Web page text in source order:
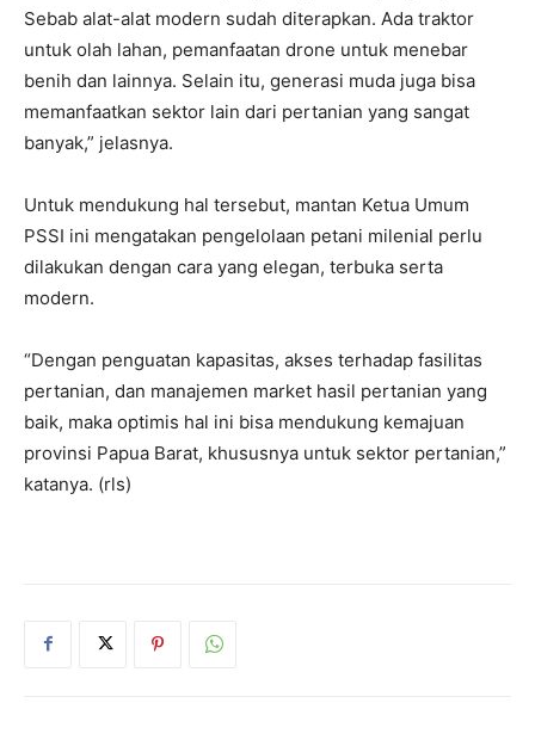
Sebab alat-alat modern sudah diterapkan. Ada traktor
untuk olah lahan, pemanfaatan drone untuk menebar
benih dan lainnya. Selain itu, generasi muda juga bisa
memanfaatkan sektor lain dari pertanian yang sangat
banyak,” jelasnya.
Untuk mendukung hal tersebut, mantan Ketua Umum
PSSI ini mengatakan pengelolaan petani milenial perlu
dilakukan dengan cara yang elegan, terbuka serta
modern.
“Dengan penguatan kapasitas, akses terhadap fasilitas
pertanian, dan manajemen market hasil pertanian yang
baik, maka optimis hal ini bisa mendukung kemajuan
provinsi Papua Barat, khususnya untuk sektor pertanian,”
katanya. (rls)